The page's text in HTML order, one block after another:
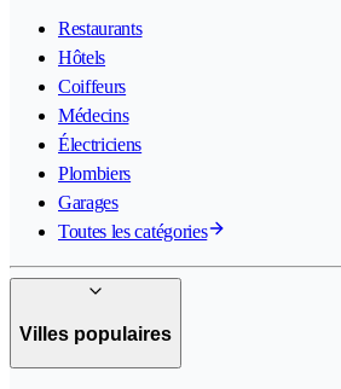
Restaurants
Hôtels
Coiffeurs
Médecins
Électriciens
Plombiers
Garages
Toutes les catégories
Villes populaires